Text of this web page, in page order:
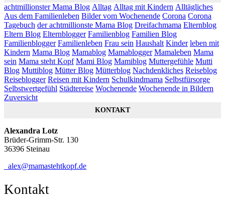
achtmillionster Mama Blog Alltag Alltag mit Kindern Alltägliches
Aus dem Familienleben Bilder vom Wochenende Corona Corona
Tagebuch der achtmillionste Mama Blog Dreifachmama Elternblog
Eltern Blog Elternblogger Familienblog Familien Blog
Familienblogger Familienleben Frau sein Haushalt Kinder leben mit
Kindern Mama Blog Mamablog Mamablogger Mamaleben Mama
sein Mama steht Kopf Mami Blog Mamiblog Muttergefühle Mutti
Blog Muttiblog Mütter Blog Mütterblog Nachdenkliches Reiseblog
Reiseblogger Reisen mit Kindern Schulkindmama Selbstfürsorge
Selbstwertgefühl Städtereise Wochenende Wochenende in Bildern
Zuversicht
KONTAKT
Alexandra Lotz
Brüder-Grimm-Str. 130
36396 Steinau
alex@mamastehtkopf.de
Kontakt